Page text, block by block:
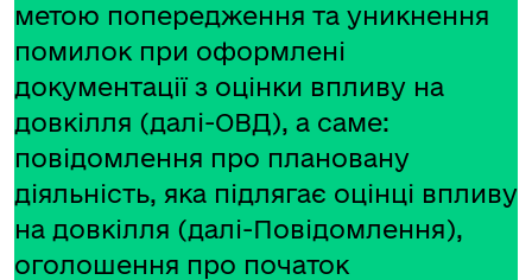
метою попередження та уникнення
помилок при оформлені
документації з оцінки впливу на
довкілля (далі-ОВД), а саме:
повідомлення про плановану
діяльність, яка підлягає оцінці впливу
на довкілля (далі-Повідомлення),
оголошення про початок